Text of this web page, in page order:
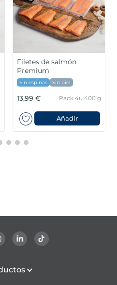
Filetes de salmón
Premium
Sin espinas Sin piel
13,99 € Pack 4u 400 g
Añadir